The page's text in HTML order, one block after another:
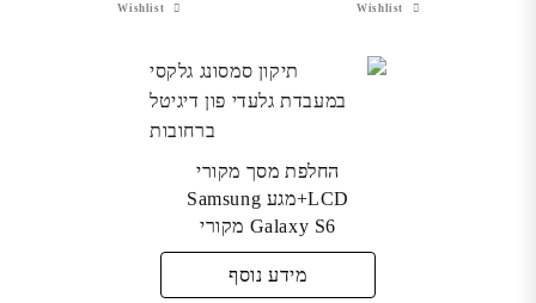
Wishlist
Wishlist
החלפת מסך מקורי
LCD+מגע Samsung
Galaxy S6 מקורי
מידע נוסף